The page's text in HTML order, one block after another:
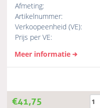
Afmeting:
Artikelnummer:
Verkoopeenheid (VE):
Prijs per VE:
Meer informatie
€41,75